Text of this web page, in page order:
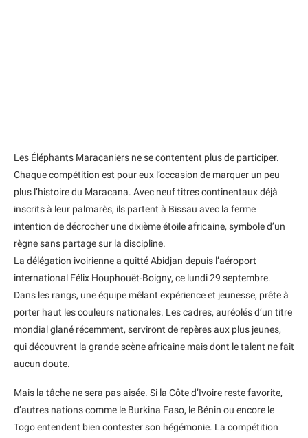
Les Éléphants Maracaniers ne se contentent plus de participer.
Chaque compétition est pour eux l’occasion de marquer un peu
plus l’histoire du Maracana. Avec neuf titres continentaux déjà
inscrits à leur palmarès, ils partent à Bissau avec la ferme
intention de décrocher une dixième étoile africaine, symbole d’un
règne sans partage sur la discipline.
La délégation ivoirienne a quitté Abidjan depuis l’aéroport
international Félix Houphouët-Boigny, ce lundi 29 septembre.
Dans les rangs, une équipe mêlant expérience et jeunesse, prête à
porter haut les couleurs nationales. Les cadres, auréolés d’un titre
mondial glané récemment, serviront de repères aux plus jeunes,
qui découvrent la grande scène africaine mais dont le talent ne fait
aucun doute.
Mais la tâche ne sera pas aisée. Si la Côte d’Ivoire reste favorite,
d’autres nations comme le Burkina Faso, le Bénin ou encore le
Togo entendent bien contester son hégémonie. La compétition